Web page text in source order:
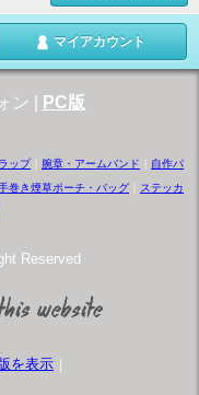
マイアカウント
ン PC版
ップ｜ 腕章・アームバンド
自作パ
巻き煙草ポーチ・バッグ
ステッカ
Reserved
を表示